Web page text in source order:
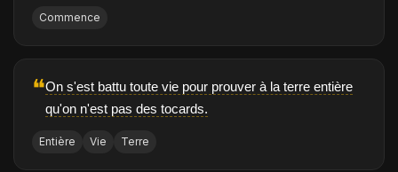
Commence
❝On s'est battu toute vie pour prouver à la terre entière
qu'on n'est pas des tocards.
Entière Vie Terre